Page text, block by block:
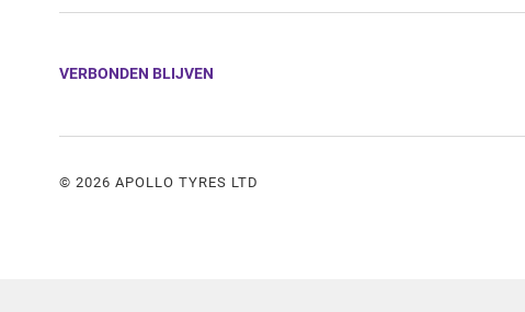
VERBONDEN BLIJVEN
© 2026 APOLLO TYRES LTD